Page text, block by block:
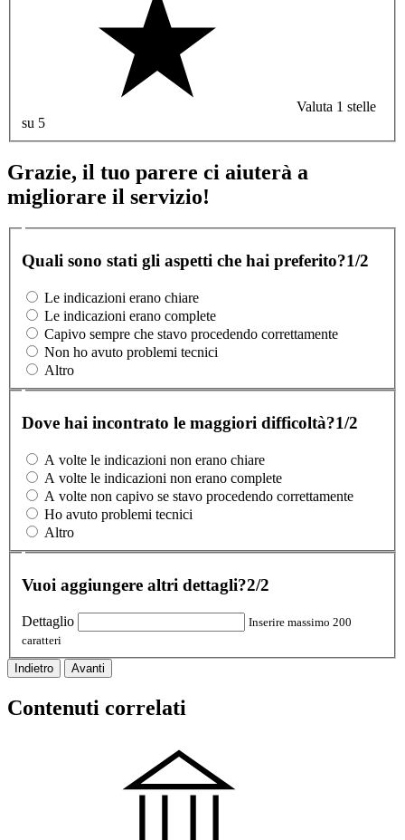
Valuta 1 stelle
su 5
Grazie, il tuo parere ci aiuterà a
migliorare il servizio!
Quali sono stati gli aspetti che hai preferito?1/2
Le indicazioni erano chiare
Le indicazioni erano complete
Capivo sempre che stavo procedendo correttamente
Non ho avuto problemi tecnici
Altro
Dove hai incontrato le maggiori difficoltà?1/2
A volte le indicazioni non erano chiare
A volte le indicazioni non erano complete
A volte non capivo se stavo procedendo correttamente
Ho avuto problemi tecnici
Altro
Vuoi aggiungere altri dettagli?2/2
Dettaglio
Inserire massimo 200
caratteri
Indietro Avanti
Contenuti correlati